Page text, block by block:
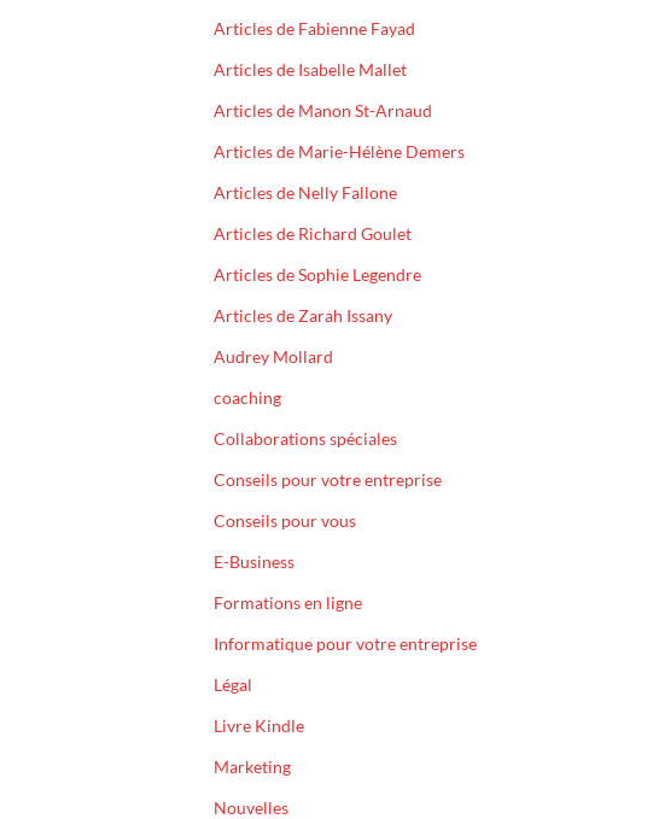
Articles de Fabienne Fayad
Articles de Isabelle Mallet
Articles de Manon St-Arnaud
Articles de Marie-Hélène Demers
Articles de Nelly Fallone
Articles de Richard Goulet
Articles de Sophie Legendre
Articles de Zarah Issany
Audrey Mollard
coaching
Collaborations spéciales
Conseils pour votre entreprise
Conseils pour vous
E-Business
Formations en ligne
Informatique pour votre entreprise
Légal
Livre Kindle
Marketing
Nouvelles